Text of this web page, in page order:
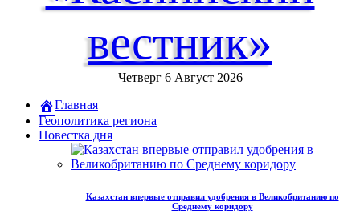
вестник»
Четверг 6 Август 2026
Главная
Геополитика региона
Повестка дня
Казахстан впервые отправил удобрения в Великобританию по
Среднему коридору